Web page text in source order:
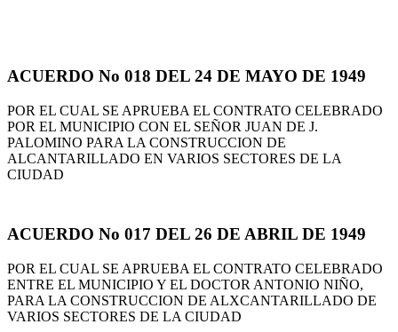
ACUERDO No 018 DEL 24 DE MAYO DE 1949
POR EL CUAL SE APRUEBA EL CONTRATO CELEBRADO
POR EL MUNICIPIO CON EL SEÑOR JUAN DE J.
PALOMINO PARA LA CONSTRUCCION DE
ALCANTARILLADO EN VARIOS SECTORES DE LA
CIUDAD
ACUERDO No 017 DEL 26 DE ABRIL DE 1949
POR EL CUAL SE APRUEBA EL CONTRATO CELEBRADO
ENTRE EL MUNICIPIO Y EL DOCTOR ANTONIO NIÑO,
PARA LA CONSTRUCCION DE ALXCANTARILLADO DE
VARIOS SECTORES DE LA CIUDAD